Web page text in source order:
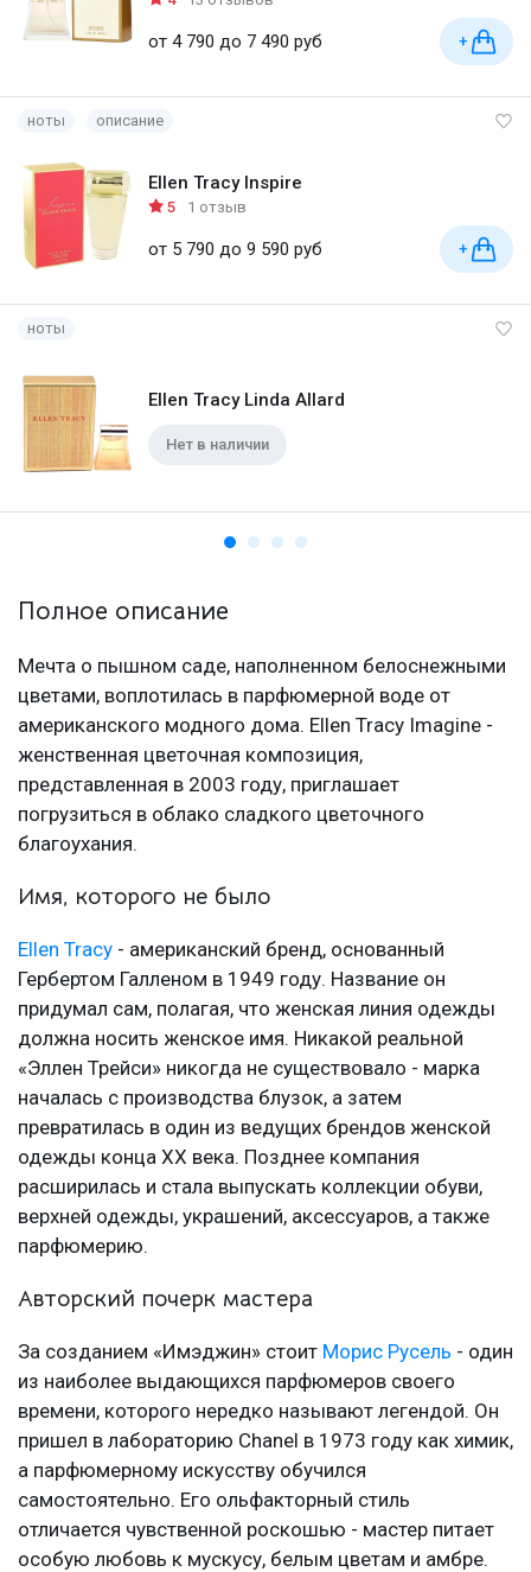
от 4 790 до 7 490 руб +
ноты описание
Ellen Tracy Inspire
5 1 отзыв
от 5 790 до 9 590 руб +
ноты
Ellen Tracy Linda Allard
Нет в наличии
Полное описание
Мечта о пышном саде, наполненном белоснежными
цветами, воплотилась в парфюмерной воде от
американского модного дома. Ellen Tracy Imagine -
женственная цветочная композиция,
представленная в 2003 году, приглашает
погрузиться в облако сладкого цветочного
благоухания.
Имя, которого не было
Ellen Tracy - американский бренд, основанный
Гербертом Галленом в 1949 году. Название он
придумал сам, полагая, что женская линия одежды
должна носить женское имя. Никакой реальной
«Эллен Трейси» никогда не существовало - марка
началась с производства блузок, а затем
превратилась в один из ведущих брендов женской
одежды конца XX века. Позднее компания
расширилась и стала выпускать коллекции обуви,
верхней одежды, украшений, аксессуаров, а также
парфюмерию.
Авторский почерк мастера
За созданием «Имэджин» стоит Морис Русель - один
из наиболее выдающихся парфюмеров своего
времени, которого нередко называют легендой. Он
пришел в лабораторию Chanel в 1973 году как химик,
а парфюмерному искусству обучился
самостоятельно. Его ольфакторный стиль
отличается чувственной роскошью - мастер питает
особую любовь к мускусу, белым цветам и амбре.